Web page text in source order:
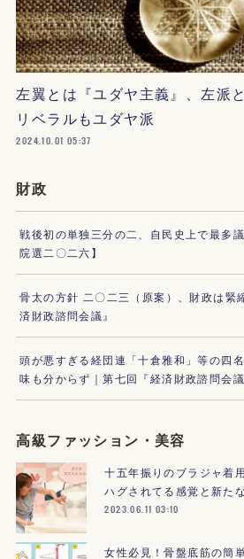
左翼とは『ユダヤ主義』、左派
リベラルもユダヤ派
2024.10.01 05:37
財政
戦後初の単独三分の二、自民史上で最多
院選二〇二六】
骨太の方針 二〇二三（原案）、財政は緊
済財政諮問会議』
頭が悪すぎる経団連「十倉雅和」等の四
味も分からず｜第七回『経済財政諮問会議
高級ファッション・美容
十五年振りのブラジャ着
ハグされてる感覚と新た
2023.06.11 03:10
女性必見！骨盤底筋の簡